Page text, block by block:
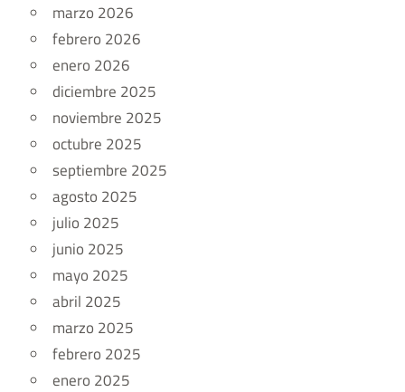
marzo 2026
febrero 2026
enero 2026
diciembre 2025
noviembre 2025
octubre 2025
septiembre 2025
agosto 2025
julio 2025
junio 2025
mayo 2025
abril 2025
marzo 2025
febrero 2025
enero 2025